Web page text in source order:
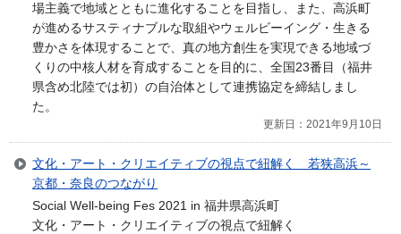
場主義で地域とともに進化することを目指し、また、高浜町
が進めるサスティナブルな取組やウェルビーイング・生きる
豊かさを体現することで、真の地方創生を実現できる地域づ
くりの中核人材を育成することを目的に、全国23番目（福井
県含め北陸では初）の自治体として連携協定を締結しまし
た。
更新日：2021年9月10日
文化・アート・クリエイティブの視点で紐解く 若狭高浜～
京都・奈良のつながり
Social Well-being Fes 2021 in 福井県高浜町
文化・アート・クリエイティブの視点で紐解く